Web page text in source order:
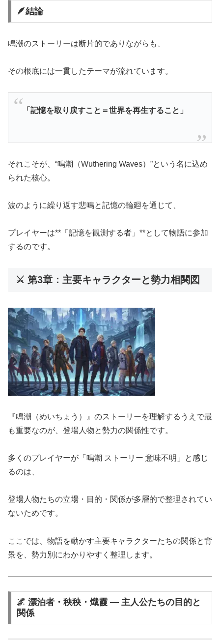
🪶結論
鳴潮のストーリーは断片的でありながらも、
その根底には一貫したテーマが流れています。
「記憶を取り戻すこと＝世界を再生すること」
それこそが、“鳴潮（Wuthering Waves）”という名に込め
られた核心。
波のように繰り返す悲鳴と記憶の輪廻を通じて、
プレイヤーは**「記憶を観測する者」**として物語に参加
するのです。
⚔️ 第3章：主要キャラクターと勢力相関図
『鳴潮（めいちょう）』のストーリーを理解するうえで最
も重要なのが、登場人物と勢力の関係性です。
多くのプレイヤーが「鳴潮 ストーリー 意味不明」と感じ
るのは、
登場人物たちの立場・目的・関係が多層的で整理されてい
ないためです。
ここでは、物語を動かす主要キャラクターたちの関係と背
景を、勢力別にわかりやすく整理します。
🌌 漂泊者・秧秧・熾霞 ― 主人公たちの目的と
関係